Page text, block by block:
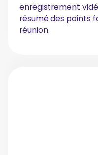
enregistrement
résumé des points
réunion.